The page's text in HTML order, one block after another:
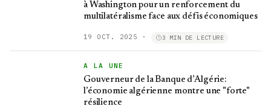
à Washington pour un renforcement du
multilatéralisme face aux défis économiques
19 OCT. 2025 · 3 MIN DE LECTURE
A LA UNE
Gouverneur de la Banque d’Algérie:
l’économie algérienne montre une "forte"
résilience